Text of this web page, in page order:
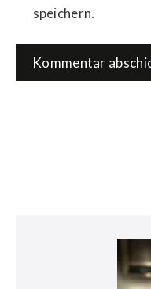
speichern.